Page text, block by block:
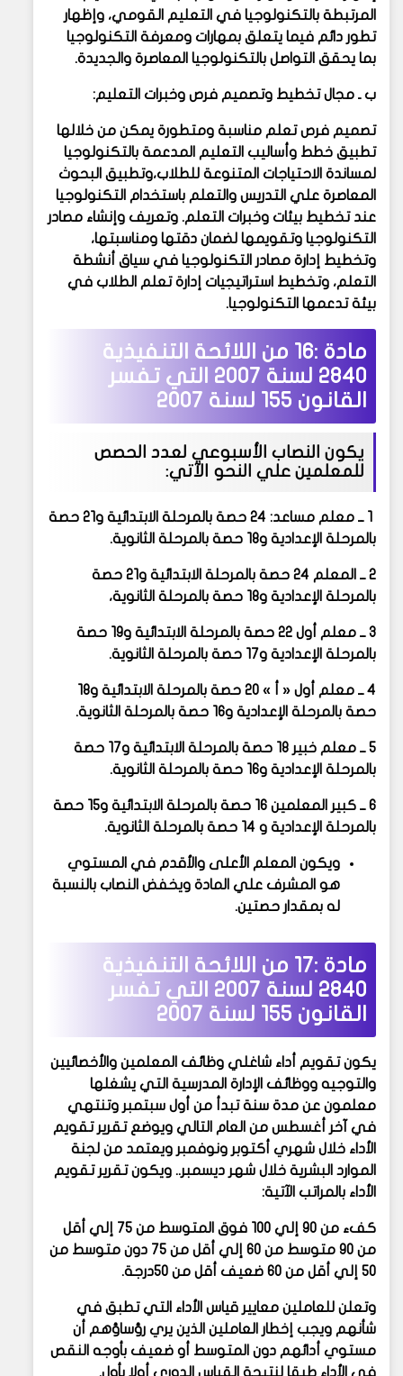
المرتبطة بالتكنولوجيا في التعليم القومي، وإظهار
تطور دائم فيما يتعلق بمهارات ومعرفة التكنولوجيا
بما يحقق التواصل بالتكنولوجيا المعاصرة والجديدة.
ب ـ مجال تخطيط وتصميم فرص وخبرات التعليم:
تصميم فرص تعلم مناسبة ومتطورة يمكن من خلالها
تطبيق خطط وأساليب التعليم المدعمة بالتكنولوجيا
لمساندة الاحتياجات المتنوعة للطلاب،وتطبيق البحوث
المعاصرة علي التدريس والتعلم باستخدام التكنولوجيا
عند تخطيط بيئات وخبرات التعلم. وتعريف وإنشاء مصادر
التكنولوجيا وتقويمها لضمان دقتها ومناسبتها،
وتخطيط إدارة مصادر التكنولوجيا في سياق أنشطة
التعلم، وتخطيط استراتيجيات إدارة تعلم الطلاب في
بيئة تدعمها التكنولوجيا.
مادة :16 من
اللائحة التنفيذية
2840 لسنة 2007 التي تفسر
القانون 155 لسنة 2007
يكون النصاب الأسبوعي لعدد الحصص
للمعلمين علي النحو الآتي:
معلم مساعد: 24 حصة بالمرحلة الابتدائية و21 حصة
بالمرحلة الإعدادية و18 حصة بالمرحلة الثانوية.
2 ــ المعلم 24 حصة بالمرحلة الابتدائية و21 حصة
بالمرحلة الإعدادية و18 حصة بالمرحلة الثانوية،
3 ــ معلم أول 22 حصة بالمرحلة الابتدائية و19 حصة
بالمرحلة الإعدادية و17 حصة بالمرحلة الثانوية.
4 ــ معلم أول « أ » 20 حصة بالمرحلة الابتدائية و18
حصة بالمرحلة الإعدادية و16 حصة بالمرحلة الثانوية.
5 ــ معلم خبير 18 حصة بالمرحلة الابتدائية و17 حصة
بالمرحلة الإعدادية و16 حصة بالمرحلة الثانوية.
6 ــ كبير المعلمين 16 حصة بالمرحلة الابتدائية و15 حصة
بالمرحلة الإعدادية و 14 حصة بالمرحلة الثانوية.
ويكون المعلم الأعلى والأقدم في المستوي
هو المشرف علي المادة ويخفض النصاب بالنسبة
له بمقدار حصتين.
مادة :17 من
اللائحة التنفيذية
2840 لسنة 2007 التي تفسر
القانون 155 لسنة 2007
يكون تقويم أداء شاغلي وظائف المعلمين والأخصائيين
والتوجيه ووظائف الإدارة المدرسية التي يشغلها
معلمون عن مدة سنة تبدأ من أول سبتمبر وتنتهي
في آخر أغسطس من العام التالي ويوضع تقرير تقويم
الأداء خلال شهري أكتوبر ونوفمبر ويعتمد من لجنة
الموارد البشرية خلال شهر ديسمبر.. ويكون تقرير تقويم
الأداء بالمراتب الآتية:
كفء من 90 إلي 100 فوق المتوسط من 75 إلي أقل
من 90 متوسط من 60 إلي أقل من 75 دون متوسط من
50 إلي أقل من 60 ضعيف أقل من 50درجة.
وتعلن للعاملين معايير قياس الأداء التي تطبق في
شأنهم ويجب إخطار العاملين الذين يري رؤساؤهم أن
مستوي أدائهم دون المتوسط أو ضعيف بأوجه النقص
في الأداء طبقا لنتيجة القياس الدوري أولا بأول.